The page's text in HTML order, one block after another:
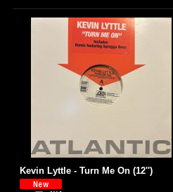
Kevin Lyttle - Turn Me On (12'')